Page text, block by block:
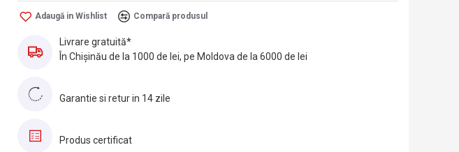
Adaugă in Wishlist Compară produsul
Livrare gratuită*
În Chișinău de la 1000 de lei, pe Moldova de la 6000 de lei
Garantie si retur in 14 zile
Produs certificat